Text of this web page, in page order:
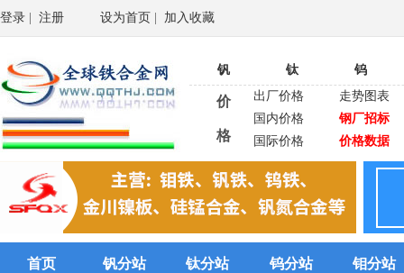
登录 注册 设为首页 加入收藏
钒 钛 钨
价
格
出厂价格
走势图表
国内价格
钢厂招标
国际价格
价格数据
首页 钒分站 钛分站 钨分站 钼分站